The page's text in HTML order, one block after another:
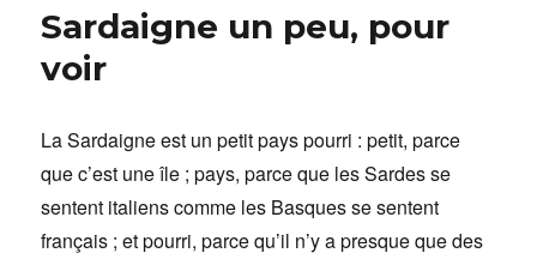
Sardaigne un peu, pour
voir
La Sardaigne est un petit pays pourri : petit, parce
que c’est une île ; pays, parce que les Sardes se
sentent italiens comme les Basques se sentent
français ; et pourri, parce qu’il n’y a presque que des